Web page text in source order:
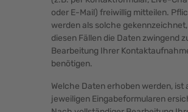
oder E-Mail) freiwillig mitteilen.
werden als solche
diesen Fällen die Daten zwingend
Bearbeitung Ihrer
benötigen.
Welche Daten erhoben werden, ist
jeweiligen Eingabeformularen